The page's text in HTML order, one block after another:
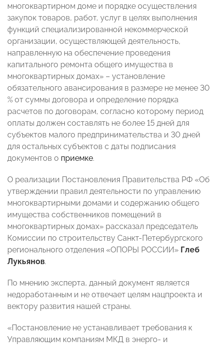
многоквартирном доме и порядке осуществления
закупок товаров, работ, услуг в целях выполнения
функций специализированной некоммерческой
организации, осуществляющей деятельность,
направленную на обеспечение проведения
капитального ремонта общего имущества в
многоквартирных домах» – установление
обязательного авансирования в размере не менее 30
% от суммы договора и определение порядка
расчетов по договорам, согласно которому период
оплаты должен составлять не более 15 дней для
субъектов малого предпринимательства и 30 дней
для остальных субъектов с даты подписания
документов о приемке.
О реализации Постановления Правительства РФ «Об
утверждении правил деятельности по управлению
многоквартирными домами и содержанию общего
имущества собственников помещений в
многоквартирных домах» рассказал председатель
Комиссии по строительству Санкт-Петербургского
регионального отделения «ОПОРЫ РОССИИ» Глеб
Лукьянов.
По мнению эксперта, данный документ является
недоработанным и не отвечает целям нацпроекта и
вектору развития нашей страны.
«Постановление не устанавливает требования к
Управляющим компаниям МКД в энерго- и